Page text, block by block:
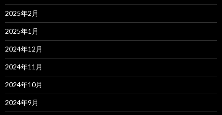
2025年2月
2025年1月
2024年12月
2024年11月
2024年10月
2024年9月